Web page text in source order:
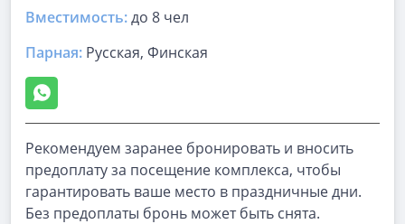
Вместимость:до 8 чел
Парная: Русская, Финская
Рекомендуем заранее бронировать и вносить
предоплату за посещение комплекса, чтобы
гарантировать ваше место в праздничные дни.
Без предоплаты бронь может быть снята.